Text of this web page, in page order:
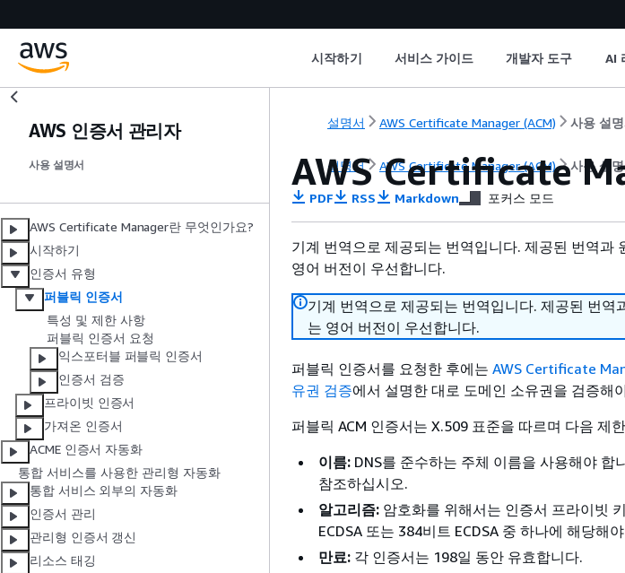
시작하기 서비스 가이드 개발자 도구 AI
AWS 인증서 관리자
사용 설명서
AWS Certificate Manager란 무엇인가요?
시작하기
인증서 유형
퍼블릭 인증서
특성 및 제한 사항
퍼블릭 인증서 요청
익스포터블 퍼블릭 인증서
인증서 검증
프라이빗 인증서
가져온 인증서
ACME 인증서 자동화
통합 서비스를 사용한 관리형 자동화
통합 서비스 외부의 자동화
인증서 관리
관리형 인증서 갱신
리소스 태깅
설명서 AWS Certificate Manager (ACM) 사용 설
설명서 AWS Certificate Manager (ACM) 사용 설
AWS Certificate
PDF RSS Markdown 포커스 모드
기계 번역으로 제공되는 번역입니다. 제공된 번역과
영어 버전이 우선합니다.
기계 번역으로 제공되는 번역입니다. 제공된 번역
는 영어 버전이 우선합니다.
퍼블릭 인증서를 요청한 후에는 AWS Certificate
유권 검증에서 설명한 대로 도메인 소유권을 검증해
퍼블릭 ACM 인증서는 X.509 표준을 따르며 다음 제
이름: DNS를 준수하는 주체 이름을 사용해야 합
참조하십시오.
알고리즘: 암호화를 위해서는 인증서 프라이빗
ECDSA 또는 384비트 ECDSA 중 하나에 해당해
만료: 각 인증서는 198일 동안 유효합니다.